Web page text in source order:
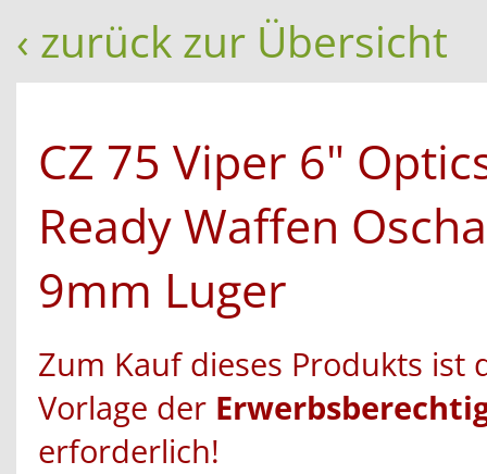
‹ zurück zur Übersicht
CZ 75 Viper 6"
Ready Waffen
9mm Luger
Zum Kauf dieses Produkts ist
Vorlage der
erforderlich!